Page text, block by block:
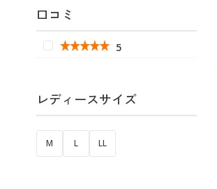
口コミ
5
レディースサイズ
M L LL